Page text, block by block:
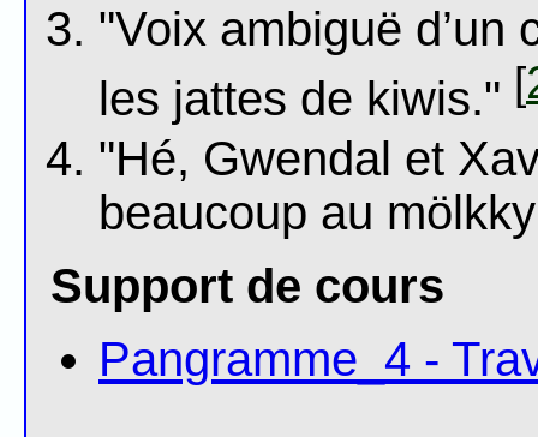
"Voix ambiguë
les jattes de kiwis." [
"Hé, Gwendal et
beaucoup au
Support de cours
Pangramme_4 -